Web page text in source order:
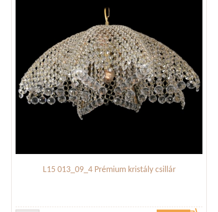
L15 013_09_4 Prémium kristály csillár